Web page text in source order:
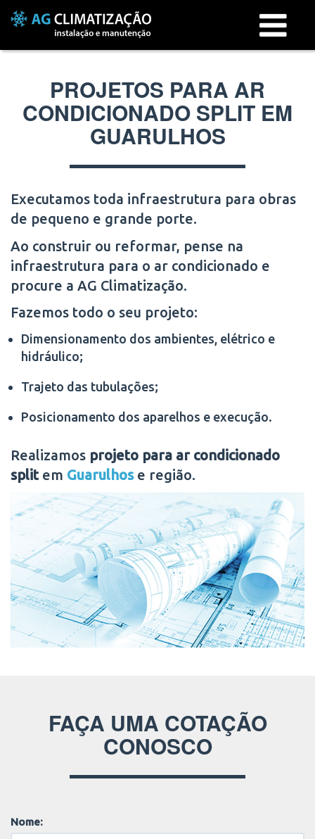
Menu
PROJETOS PARA AR
CONDICIONADO SPLIT EM
GUARULHOS
Executamos toda infraestrutura para obras
de pequeno e grande porte.
Ao construir ou reformar, pense na
infraestrutura para o ar condicionado e
procure a AG Climatização.
Fazemos todo o seu projeto:
Dimensionamento dos ambientes, elétrico e
hidráulico;
Trajeto das tubulações;
Posicionamento dos aparelhos e execução.
Realizamos projeto para ar condicionado
splitem Guarulhose região.
FAÇA UMA COTAÇÃO
CONOSCO
Nome: